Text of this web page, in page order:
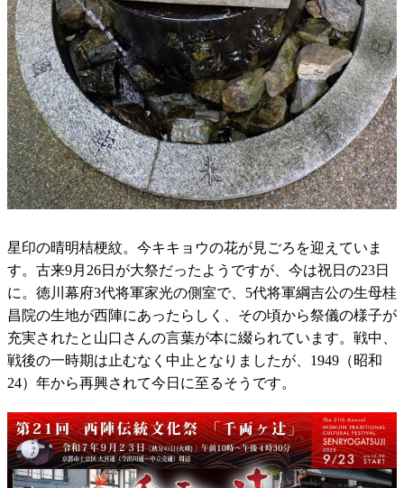
星印の晴明桔梗紋。今キキョウの花が見ごろを迎えていま
す。古来9月26日が大祭だったようですが、今は祝日の23日
に。徳川幕府3代将軍家光の側室で、5代将軍綱吉公の生母桂
昌院の生地が西陣にあったらしく、その頃から祭儀の様子が
充実されたと山口さんの言葉が本に綴られています。戦中、
戦後の一時期は止むなく中止となりましたが、1949（昭和
24）年から再興されて今日に至るそうです。